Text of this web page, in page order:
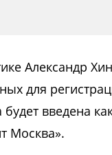
Александр
для
введена
Москва».